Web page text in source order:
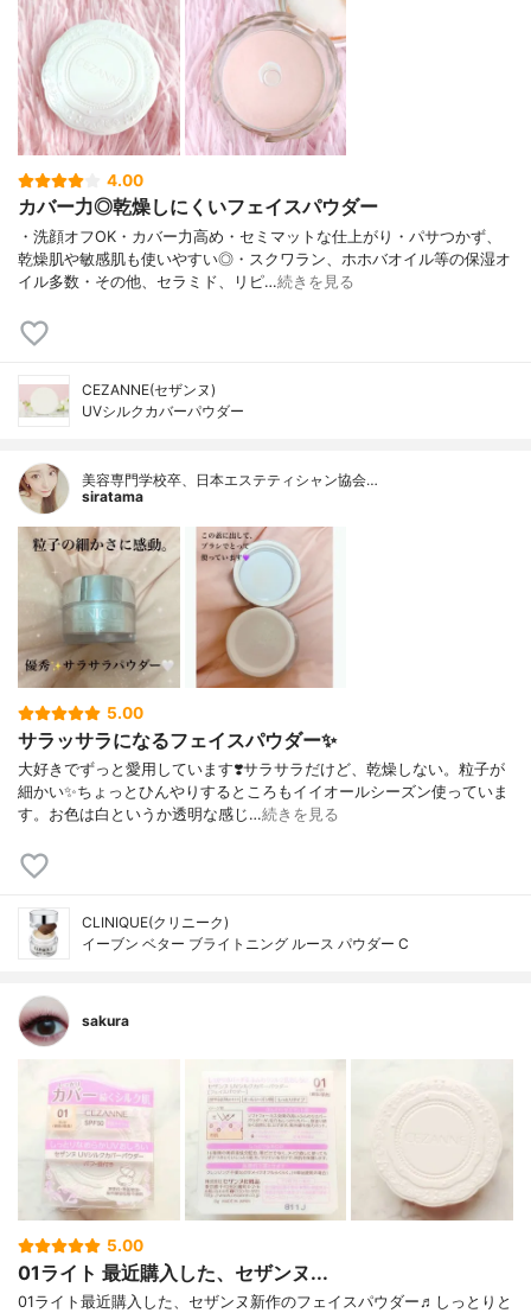
4.00
カバー力◎乾燥しにくいフェイスパウダー
・洗顔オフOK・カバー力高め・セミマットな仕上がり・パサつかず、
乾燥肌や敏感肌も使いやすい◎・スクワラン、ホホバオイル等の保湿オ
イル多数・その他、セラミド、リピ…続きを見る
CEZANNE(セザンヌ)
UVシルクカバーパウダー
美容専門学校卒、日本エステティシャン協会…
siratama
5.00
サラッサラになるフェイスパウダー✨
大好きでずっと愛用しています❣️サラサラだけど、乾燥しない。粒子が
細かい✨ちょっとひんやりするところもイイオールシーズン使っていま
す。お色は白というか透明な感じ…続きを見る
CLINIQUE(クリニーク)
イーブン ベター ブライトニング ルース パウダー C
sakura
5.00
01ライト 最近購入した、セザンヌ...
01ライト最近購入した、セザンヌ新作のフェイスパウダー♬しっとりと